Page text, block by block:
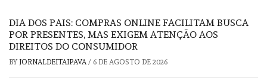
DIA DOS PAIS: COMPRAS ONLINE FACILITAM BUSCA
POR PRESENTES, MAS EXIGEM ATENÇÃO AOS
DIREITOS DO CONSUMIDOR
BY JORNALDEITAIPAVA/ 6 DE AGOSTO DE 2026